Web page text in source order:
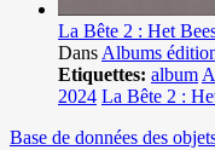
La Bête 2 : Het
DansAlbums
Etiquettes: album
2024 La Bête 2 :
Base de données des